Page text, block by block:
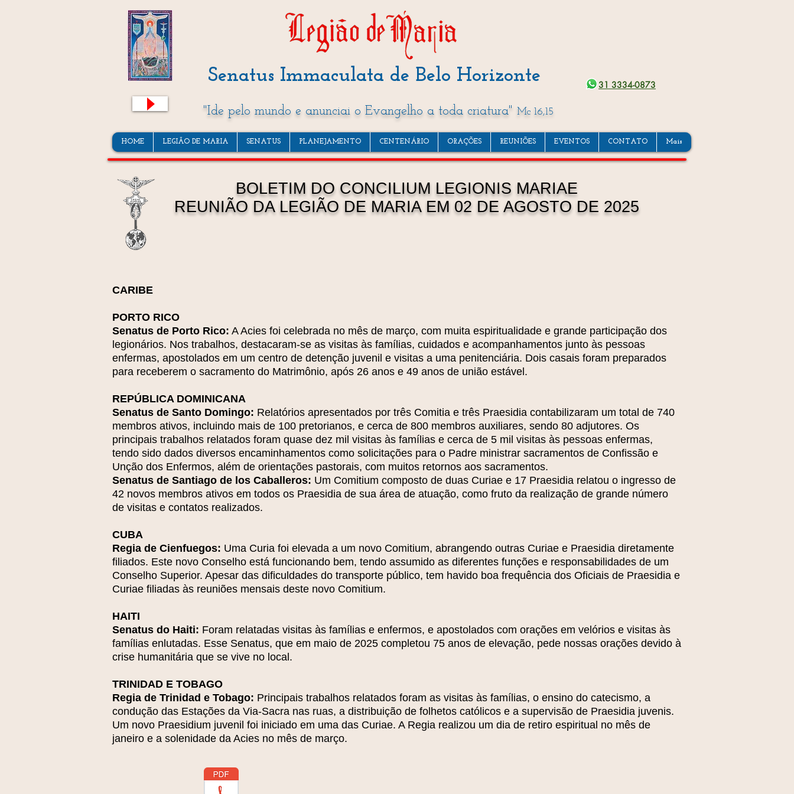
Senatus Immaculata de Belo Horizonte 31 3334-0873
"Ide pelo mundo e anunciai o Evangelho a toda criatura" Mc 16,15
HOME LEGIÃO DE MARIA SENATUS PLANEJAMENTO CENTENÁRIO ORAÇÕES REUNIÕES EVENTOS CONTATO Mais
BOLETIM DO CONCILIUM LEGIONIS MARIAE
REUNIÃO DA LEGIÃO DE MARIA EM 02 DE AGOSTO DE 2025
CARIBE
PORTO RICO
Senatus de Porto Rico: A Acies foi celebrada no mês de março, com muita espiritualidade e grande participação dos
legionários. Nos trabalhos, destacaram-se as visitas às famílias, cuidados e acompanhamentos junto às pessoas
enfermas, apostolados em um centro de detenção juvenil e visitas a uma penitenciária. Dois casais foram preparados
para receberem o sacramento do Matrimônio, após 26 anos e 49 anos de união estável.
REPÚBLICA DOMINICANA
Senatus de Santo Domingo: Relatórios apresentados por três Comitia e três Praesidia contabilizaram um total de 740
membros ativos, incluindo mais de 100 pretorianos, e cerca de 800 membros auxiliares, sendo 80 adjutores. Os
principais trabalhos relatados foram quase dez mil visitas às famílias e cerca de 5 mil visitas às pessoas enfermas,
tendo sido dados diversos encaminhamentos como solicitações para o Padre ministrar sacramentos de Confissão e
Unção dos Enfermos, além de orientações pastorais, com muitos retornos aos sacramentos.
Senatus de Santiago de los Caballeros: Um Comitium composto de duas Curiae e 17 Praesidia relatou o ingresso de
42 novos membros ativos em todos os Praesidia de sua área de atuação, como fruto da realização de grande número
de visitas e contatos realizados.
CUBA
Regia de Cienfuegos: Uma Curia foi elevada a um novo Comitium, abrangendo outras Curiae e Praesidia diretamente
filiados. Este novo Conselho está funcionando bem, tendo assumido as diferentes funções e responsabilidades de um
Conselho Superior. Apesar das dificuldades do transporte público, tem havido boa frequência dos Oficiais de Praesidia e
Curiae filiadas às reuniões mensais deste novo Comitium.
HAITI
Senatus do Haiti: Foram relatadas visitas às famílias e enfermos, e apostolados com orações em velórios e visitas às
famílias enlutadas. Esse Senatus, que em maio de 2025 completou 75 anos de elevação, pede nossas orações devido à
crise humanitária que se vive no local.
TRINIDAD E TOBAGO
Regia de Trinidad e Tobago: Principais trabalhos relatados foram as visitas às famílias, o ensino do catecismo, a
condução das Estações da Via-Sacra nas ruas, a distribuição de folhetos católicos e a supervisão de Praesidia juvenis.
Um novo Praesidium juvenil foi iniciado em uma das Curiae. A Regia realizou um dia de retiro espiritual no mês de
janeiro e a solenidade da Acies no mês de março.